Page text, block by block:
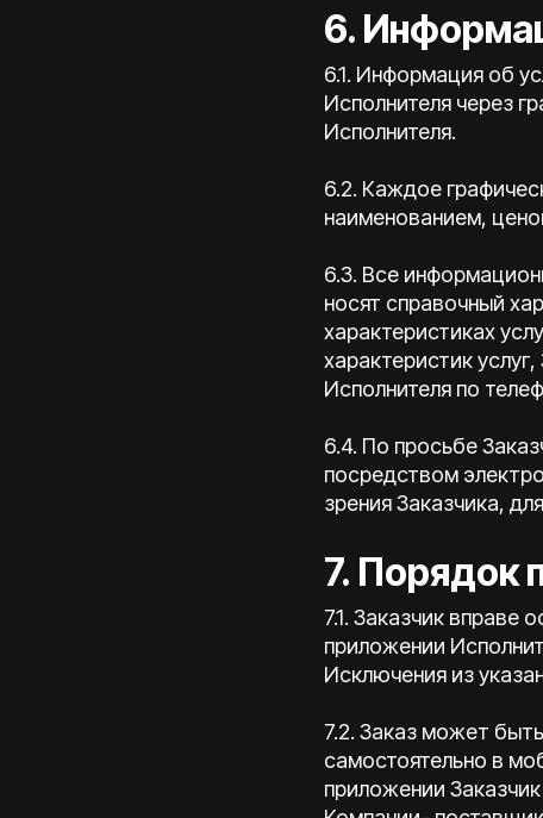
6.
6.1. Информация об
Исполнителя через
Исполнителя.
6.2. Каждое
наименованием,
6.3. Все
носят справочный
характеристиках
характеристик
Исполнителя по
6.4. По просьбе
посредством
зрения Заказчика,
7. Порядок
7.1. Заказчик вправе
приложении
Исключения из
7.2. Заказ может
самостоятельно в
приложении